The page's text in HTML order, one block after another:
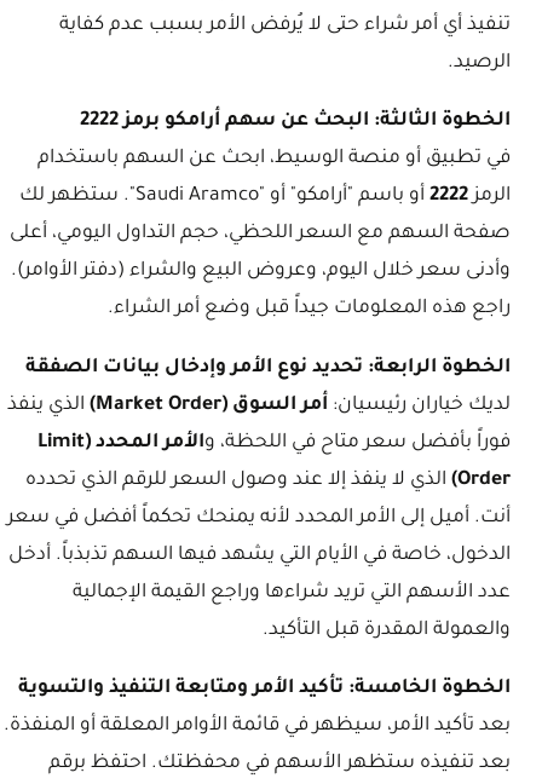
تنفيذ أي أمر شراء حتى لا يُرفض الأمر بسبب عدم كفاية
الرصيد.
الخطوة الثالثة: البحث عن سهم أرامكو برمز 2222
في تطبيق أو منصة الوسيط، ابحث عن السهم باستخدام
الرمز2222
أو باسم "أرامكو" أو "Saudi Aramco". ستظهر لك
صفحة السهم مع السعر اللحظي، حجم التداول اليومي، أعلى
وأدنى سعر خلال اليوم، وعروض البيع والشراء (دفتر الأوامر).
راجع هذه المعلومات جيداً قبل وضع أمر الشراء.
الخطوة الرابعة: تحديد نوع الأمر وإدخال بيانات الصفقة
لديك خياران رئيسيان: أمر السوق (Market Order)
الذي ينفذ
فوراً بأفضل سعر متاح في اللحظة، و
الأمر المحدد (Limit
Order) الذي لا ينفذ إلا عند وصول السعر للرقم الذي تحدده
أنت. أميل إلى الأمر المحدد لأنه يمنحك تحكماً أفضل في سعر
الدخول، خاصة في الأيام التي يشهد فيها السهم تذبذباً. أدخل
عدد الأسهم التي تريد شراءها وراجع القيمة الإجمالية
والعمولة المقدرة قبل التأكيد.
الخطوة الخامسة: تأكيد الأمر ومتابعة التنفيذ والتسوية
بعد تأكيد الأمر، سيظهر في قائمة الأوامر المعلقة أو المنفذة.
بعد تنفيذه ستظهر الأسهم في محفظتك. احتفظ برقم